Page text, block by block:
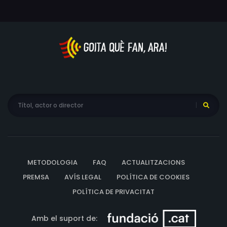
METODOLOGIA FAQ
ACTUALITZACIONS
PREMSA
AVÍS LEGAL
POLÍTICA DE COOKIES
POLÍTICA DE PRIVACITAT
Amb el suport de: